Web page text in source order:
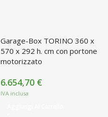
Garage-Box TORINO 360 x
570 x 292 h. cm con portone
motorizzato
6.654,70 €